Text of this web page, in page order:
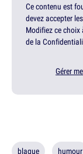
Ce contenu est
devez accepter
Modifiez ce choix
de la
Gérer
blague humour